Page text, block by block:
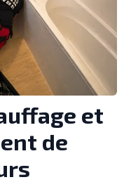
et
de